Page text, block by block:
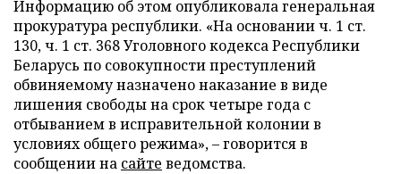
Информацию об этом опубликовала генеральная
прокуратура республики. «На основании ч. 1 ст.
130, ч. 1 ст. 368 Уголовного кодекса Республики
Беларусь по совокупности преступлений
обвиняемому назначено наказание в виде
лишения свободы на срок четыре года с
отбыванием в исправительной колонии в
условиях общего режима», – говорится в
сообщении на сайте ведомства.